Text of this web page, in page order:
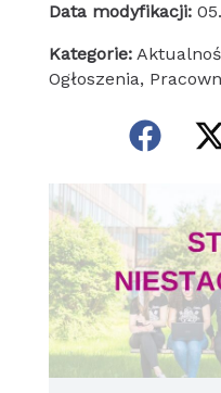
Data modyfikacji:
Kategorie:
Ogłoszenia,